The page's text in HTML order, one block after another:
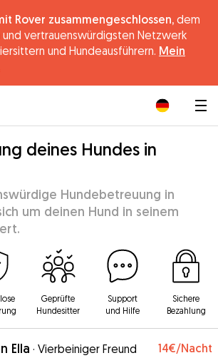
Rover zusammengeschlossen, dem
vertrauenswürdigsten Netzwerk
und Hundeausführern. Mein
deines Hundes in
Hundebetreuung in
um deinen Hund in seinem
Geprüfte
Hundesitter
Support
und Hilfe
Sichere
Bezahlung
Ella · Vierbeiniger Freund
14€/Nacht